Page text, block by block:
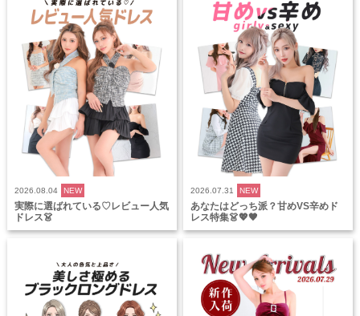
2026.08.04 NEW
実際に選ばれている♡レビュー人気
ドレス👗
2026.07.31 NEW
あなたはどっち派？甘めVS辛めド
レス特集👗💖🖤